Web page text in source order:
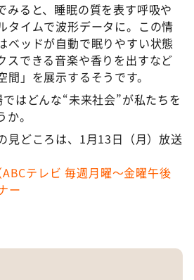
みると、睡眠の質を表す呼吸や
タイムで波形データに。この情
ベッドが自動で眠りやすい状態
スできる音楽や香りを出すなど
」を展示するそうです。
はどんな“未来社会”が私たちを
。
見どころは、1月13日（月）放送
テレビ 毎週月曜〜金曜午後
ー